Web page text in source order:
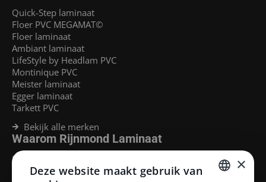
Quick-Step laminaat
Floer PVC MEGAMAT©
Floer laminaat
Ambiant laminaat
LifeStyle by Headlam PVC
Montinique PVC
Meister laminaat
Egger laminaat
Tarkett PVC
Bekijk alle merken
Waarom Rijnmond Laminaat
Legservice
Laminaat Capelle aan den Ijssel
×
Deze website maakt gebruik van